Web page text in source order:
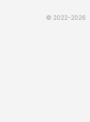
© 2022-2026